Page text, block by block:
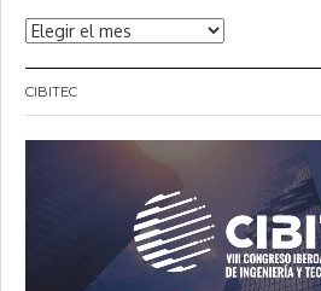
Noticias
CIBITEC